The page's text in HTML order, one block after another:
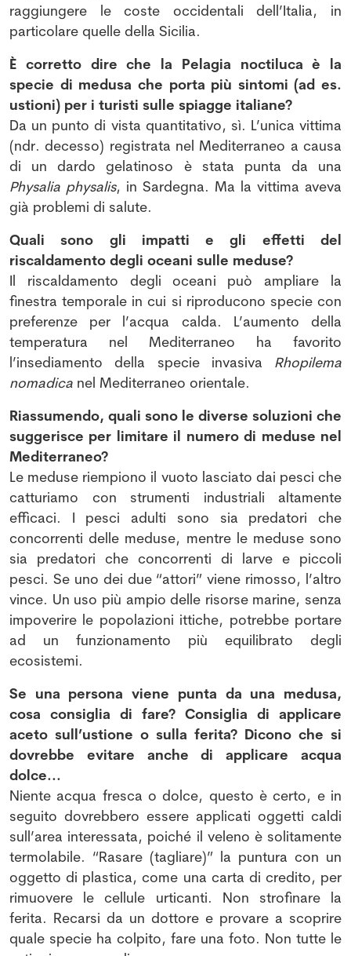
raggiungere le coste occidentali dell’Italia, in
particolare quelle della Sicilia.
È corretto dire che la Pelagia noctiluca è la
specie di medusa che porta più sintomi (ad es.
ustioni) per i turisti sulle spiagge italiane?
Da un punto di vista quantitativo, sì. L’unica vittima
(ndr. decesso) registrata nel Mediterraneo a causa
di un dardo gelatinoso è stata punta da una
Physalia physalis, in Sardegna. Ma la vittima aveva
già problemi di salute.
Quali sono gli impatti e gli effetti del
riscaldamento degli oceani sulle meduse?
Il riscaldamento degli oceani può ampliare la
finestra temporale in cui si riproducono specie con
preferenze per l’acqua calda. L’aumento della
temperatura nel Mediterraneo ha favorito
l’insediamento della specie invasiva Rhopilema
nomadica nel Mediterraneo orientale.
Riassumendo, quali sono le diverse soluzioni che
suggerisce per limitare il numero di meduse nel
Mediterraneo?
Le meduse riempiono il vuoto lasciato dai pesci che
catturiamo con strumenti industriali altamente
efficaci. I pesci adulti sono sia predatori che
concorrenti delle meduse, mentre le meduse sono
sia predatori che concorrenti di larve e piccoli
pesci. Se uno dei due “attori” viene rimosso, l’altro
vince. Un uso più ampio delle risorse marine, senza
impoverire le popolazioni ittiche, potrebbe portare
ad un funzionamento più equilibrato degli
ecosistemi.
Se una persona viene punta da una medusa,
cosa consiglia di fare? Consiglia di applicare
aceto sull’ustione o sulla ferita? Dicono che si
dovrebbe evitare anche di applicare acqua
dolce...
Niente acqua fresca o dolce, questo è certo, e in
seguito dovrebbero essere applicati oggetti caldi
sull’area interessata, poiché il veleno è solitamente
termolabile. “Rasare (tagliare)” la puntura con un
oggetto di plastica, come una carta di credito, per
rimuovere le cellule urticanti. Non strofinare la
ferita. Recarsi da un dottore e provare a scoprire
quale specie ha colpito, fare una foto. Non tutte le